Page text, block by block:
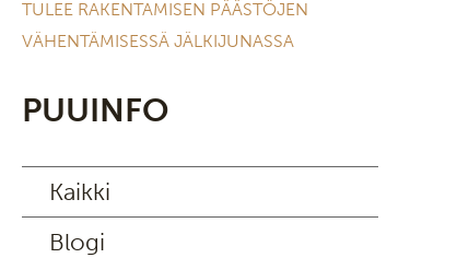
TULEE RAKENTAMISEN PÄÄSTÖJEN
VÄHENTÄMISESSÄ JÄLKIJUNASSA
PUUINFO
Kaikki
Blogi